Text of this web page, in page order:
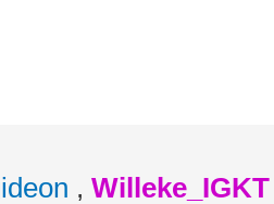
, Willeke_IGKT